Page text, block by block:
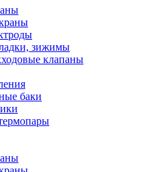
зижимы
клапаны
баки